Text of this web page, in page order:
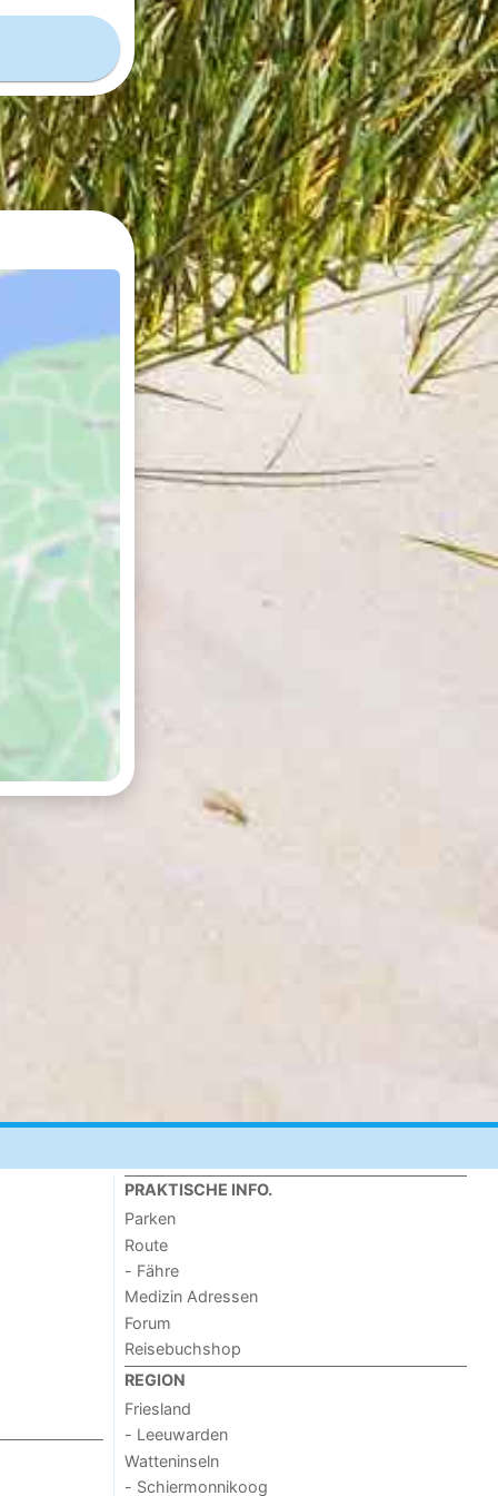
PRAKTISCHE INFO.
Parken
Route
- Fähre
Medizin Adressen
Forum
Reisebuchshop
REGION
Friesland
- Leeuwarden
Watteninseln
- Schiermonnikoog